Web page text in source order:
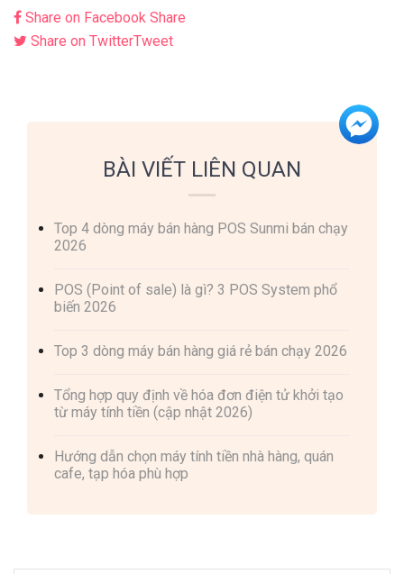
Share on Facebook Share
Share on TwitterTweet
BÀI VIẾT LIÊN QUAN
Top 4 dòng máy bán hàng POS Sunmi bán chạy
2026
POS (Point of sale) là gì? 3 POS System phổ
biến 2026
Top 3 dòng máy bán hàng giá rẻ bán chạy 2026
Tổng hợp quy định về hóa đơn điện tử khởi tạo
từ máy tính tiền (cập nhật 2026)
Hướng dẫn chọn máy tính tiền nhà hàng, quán
cafe, tạp hóa phù hợp